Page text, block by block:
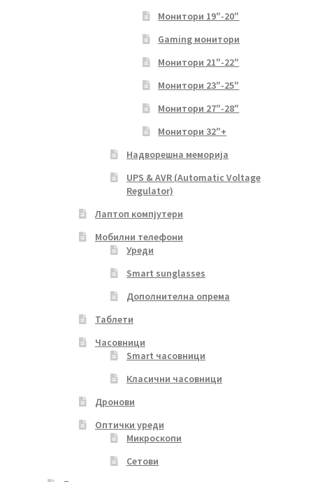
Монитори 19″-20″
Gaming монитори
Монитори 21″-22″
Монитори 23″-25″
Монитори 27″-28″
Монитори 32″+
Надворешна меморија
UPS & AVR (Automatic Voltage
Regulator)
Лаптоп компјутери
Мобилни телефони
Уреди
Smart sunglasses
Дополнителна опрема
Таблети
Часовници
Smart часовници
Класични часовници
Дронови
Оптички уреди
Микроскопи
Сетови